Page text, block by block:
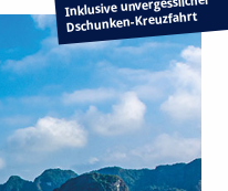
Dschunken-Kreuzfahrt